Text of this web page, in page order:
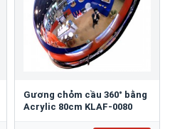
Gương chỏm cầu 360° bằng
Acrylic 80cm KLAF-0080